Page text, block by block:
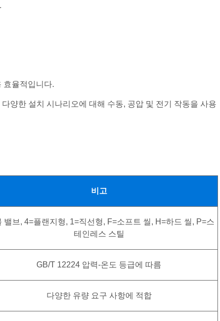
효율적입니다.
양한 설치 시나리오에 대해 수동, 공압 및 전기 작동을 사용
비고
밸브, 4=플랜지형, 1=직선형, F=소프트 씰, H=하드 씰, P=스
테인레스 스틸
GB/T 12224 압력-온도 등급에 따름
다양한 유량 요구 사항에 적합